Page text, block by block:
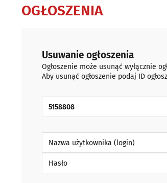
OGŁOSZENIA
Usuwanie ogłoszenia
Ogłoszenie może usunąć wyłącznie
Aby usunąć ogłoszenie podaj ID